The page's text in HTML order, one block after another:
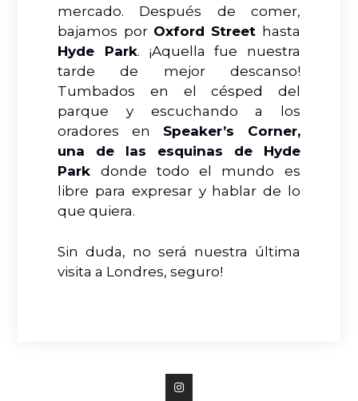
mercado. Después de comer,
bajamos por Oxford Street hasta
Hyde Park. ¡Aquella fue nuestra
tarde de mejor descanso!
Tumbados en el césped del
parque y escuchando a los
oradores en Speaker’s Corner,
una de las esquinas de Hyde
Park donde todo el mundo es
libre para expresar y hablar de lo
que quiera.
Sin duda, no será nuestra última
visita a Londres, seguro!